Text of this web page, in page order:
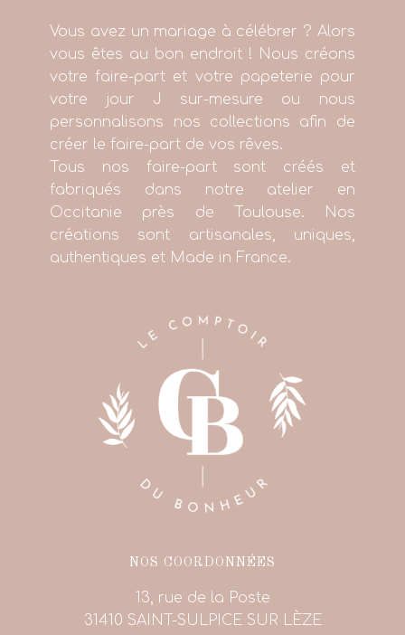
Vous avez un mariage à célébrer ? Alors
vous êtes au bon endroit ! Nous créons
votre faire-part et votre papeterie pour
votre jour J sur-mesure ou nous
personnalisons nos collections afin de
créer le faire-part de vos rêves.
Tous nos faire-part sont créés et
fabriqués dans notre atelier en
Occitanie près de Toulouse. Nos
créations sont artisanales, uniques,
authentiques et Made in France.
NOS COORDONNÉES
13, rue de la Poste
31410 SAINT-SULPICE SUR LÈZE